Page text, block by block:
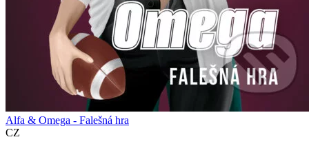
Alfa & Omega - Falešná hra
CZ